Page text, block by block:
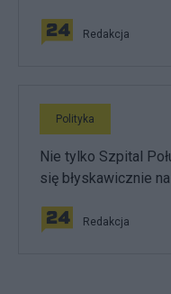
Redakcja
Polityka
Nie tylko Szpital
się błyskawicznie
Redakcja